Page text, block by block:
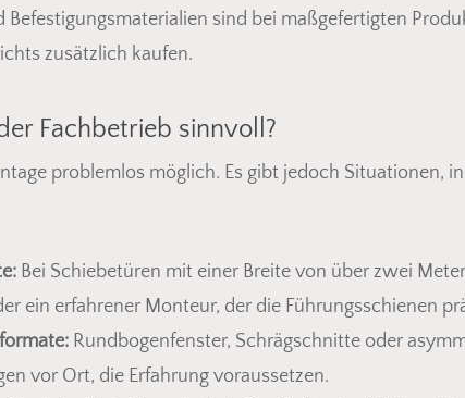
sind bei maßgefertigten
zusätzlich kaufen.
Fachbetrieb sinnvoll?
problemlos möglich. Es gibt jedoch Situationen,
Bei Schiebetüren mit einer Breite von über zwei
ein erfahrener Monteur, der die Führungsschienen
Rundbogenfenster, Schrägschnitte oder
vor Ort, die Erfahrung voraussetzen.